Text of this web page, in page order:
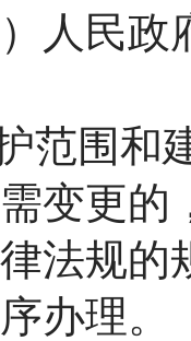
人民政
范围和
变更的
法规
办理。